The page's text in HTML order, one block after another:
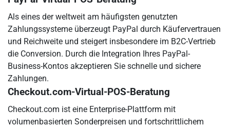
Als eines der weltweit am häufigsten genutzten
Zahlungssysteme überzeugt PayPal durch Käufervertrauen
und Reichweite und steigert insbesondere im B2C-Vertrieb
die Conversion. Durch die Integration Ihres PayPal-
Business-Kontos akzeptieren Sie schnelle und sichere
Zahlungen.
Checkout.com-Virtual-POS-Beratung
Checkout.com ist eine Enterprise-Plattform mit
volumenbasierten Sonderpreisen und fortschrittlichem